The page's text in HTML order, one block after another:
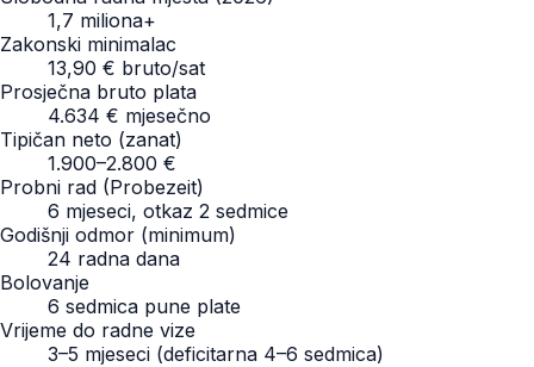
1,7 miliona+
Zakonski minimalac
13,90 € bruto/sat
Prosječna bruto plata
4.634 € mjesečno
Tipičan neto (zanat)
1.900–2.800 €
Probni rad (Probezeit)
6 mjeseci, otkaz 2 sedmice
Godišnji odmor (minimum)
24 radna dana
Bolovanje
6 sedmica pune plate
Vrijeme do radne vize
3–5 mjeseci (deficitarna 4–6 sedmica)